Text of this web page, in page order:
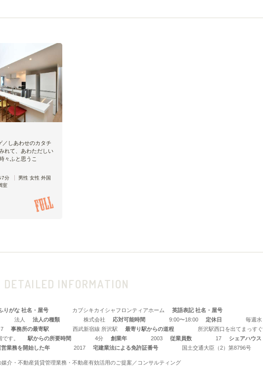
／しあわせのカタチ
れて、あわただしい
々ふと思うこ
7分
男性 女性 外国
室
DETAILED INFORMATION
りがな 社名・屋号 カブシキカイシャフロンティアホーム
英語表記 社名・屋号
法人 法人の種類 株式会社 応対可能時間 9:00〜18:00 定休日
毎週水
事務所の最寄駅 西武新宿線 所沢駅 最寄り駅からの道程
所沢駅西口を出てまっすぐ
です。
駅からの所要時間 4分 創業年 2003 従業員数 17
シェアハウス
業務を開始した年 2017 宅建業法による免許証番号 国土交通大臣（2）第8796号
介・不動産賃貸管理業務・不動産有効活用のご提案／コンサルティング